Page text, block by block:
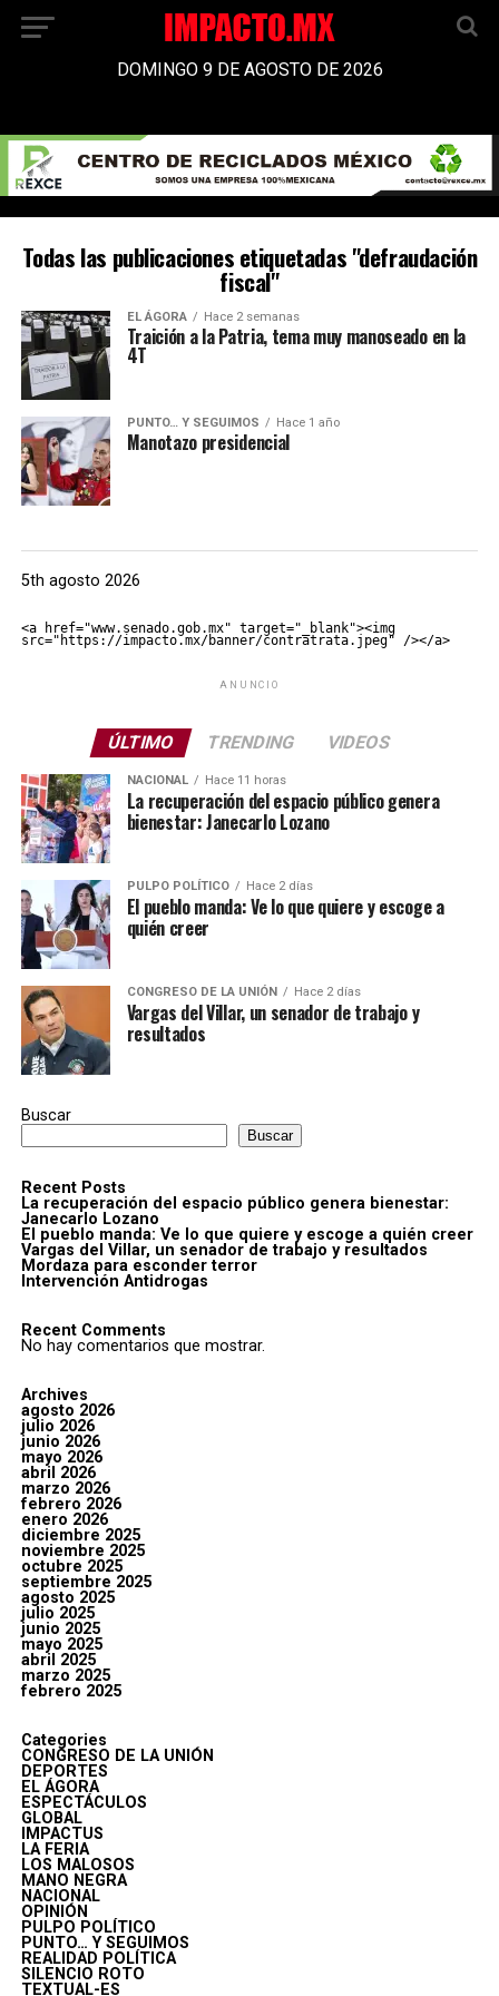
DOMINGO 9 DE AGOSTO DE 2026
Todas las publicaciones etiquetadas "defraudación
fiscal"
EL ÁGORA Hace 2 semanas
Traición a la Patria, tema muy manoseado en la
4T
PUNTO… Y SEGUIMOS Hace 1 año
Manotazo presidencial
5th agosto 2026
<a href="www.senado.gob.mx" target="_blank"><img
src="https://impacto.mx/banner/contratrata.jpeg" /></a>
ANUNCIO
ÚLTIMO TRENDING VIDEOS
NACIONAL Hace 11 horas
La recuperación del espacio público genera
bienestar: Janecarlo Lozano
PULPO POLÍTICO Hace 2 días
El pueblo manda: Ve lo que quiere y escoge a
quién creer
CONGRESO DE LA UNIÓN Hace 2 días
Vargas del Villar, un senador de trabajo y
resultados
Buscar
Buscar
Recent Posts
La recuperación del espacio público genera bienestar:
Janecarlo Lozano
El pueblo manda: Ve lo que quiere y escoge a quién creer
Vargas del Villar, un senador de trabajo y resultados
Mordaza para esconder terror
Intervención Antidrogas
Recent Comments
No hay comentarios que mostrar.
Archives
agosto 2026
julio 2026
junio 2026
mayo 2026
abril 2026
marzo 2026
febrero 2026
enero 2026
diciembre 2025
noviembre 2025
octubre 2025
septiembre 2025
agosto 2025
julio 2025
junio 2025
mayo 2025
abril 2025
marzo 2025
febrero 2025
Categories
CONGRESO DE LA UNIÓN
DEPORTES
EL ÁGORA
ESPECTÁCULOS
GLOBAL
IMPACTUS
LA FERIA
LOS MALOSOS
MANO NEGRA
NACIONAL
OPINIÓN
PULPO POLÍTICO
PUNTO… Y SEGUIMOS
REALIDAD POLÍTICA
SILENCIO ROTO
TEXTUAL-ES